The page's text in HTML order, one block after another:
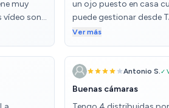
muy
vídeo son
360 y
al salir
con un
a el
un ojo puesto en casa
puede gestionar desde
sistema CCTV
cámaras de otras
puede desactivar y
para mayor discreción.
encuentro es que en
Ver más
Antonio S.✓
Buenas cámaras